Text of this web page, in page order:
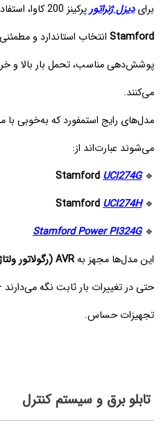
برایدیزل ژنراتورپرکینز 200 کاوا، استفاده از آلترناتورهای معتبر
Stamford انتخاب استاندارد و
پوشش‌دهی مناسب، تحمل بار بالا و
می‌کنند.
می‌شوند عبارت‌اند از:
🔹
StamfordUCI274G
🔹
StamfordUCI274H
🔹
Stamford Power PI324G
این مدل‌ها مجهز بهAVR (رگولاتور ولتاژ خودکار)
حتی در تغییرات بار ثابت نگه
تجهیزات حساس.
تابلو برق و سیستم کنترل